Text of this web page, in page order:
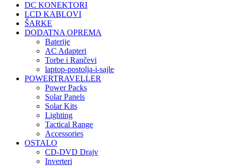
DC KONEKTORI
LCD KABLOVI
ŠARKE
DODATNA OPREMA
Baterije
AC Adapteri
Torbe i Rančevi
laptop-postolja-i-sajle
POWERTRAVELLER
Power Packs
Solar Panels
Solar Kits
Lighting
Tactical Range
Accessories
OSTALO
CD-DVD Drajv
Inverteri